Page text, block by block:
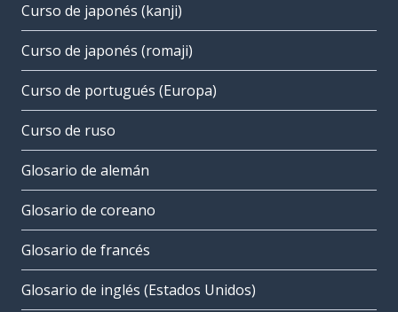
Curso de japonés (kanji)
Curso de japonés (romaji)
Curso de portugués (Europa)
Curso de ruso
Glosario de alemán
Glosario de coreano
Glosario de francés
Glosario de inglés (Estados Unidos)